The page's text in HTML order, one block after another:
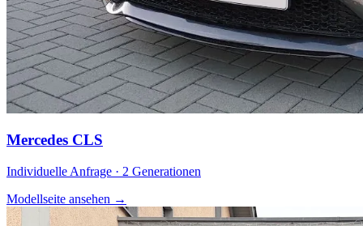
Mercedes CLS
Individuelle Anfrage · 2 Generationen
Modellseite ansehen →